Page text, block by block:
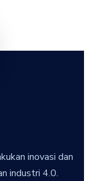
inovasi dan
industri 4.0.